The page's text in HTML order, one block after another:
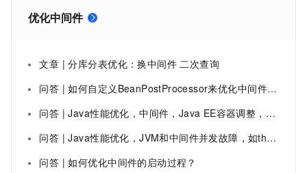
优化中间件
文章 | 分库分表优化：换中间件 二次查询
问答 | 如何自定义BeanPostProcessor来优化中间件的初始化？
问答 | Java性能优化，中间件，Java EE容器调整，如线程、JDBC数据源，等等使用什么工具？
问答 | Java性能优化，JVM和中间件并发故障，如thread lock contentio使用什么工具？
问答 | 如何优化中间件的启动过程？